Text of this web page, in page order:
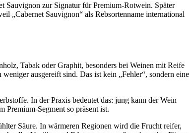
Sauvignon zur Signatur für Premium-Rotwein. Später
„Cabernet Sauvignon“ als Rebsortenname international
Tabak oder Graphit, besonders bei Weinen mit Reife
ausgereift sind. Das ist kein „Fehler“, sondern eine
In der Praxis bedeutet das: jung kann der Wein
Premium-Segment so präsent ist.
Säure. In wärmeren Regionen wird die Frucht reifer,